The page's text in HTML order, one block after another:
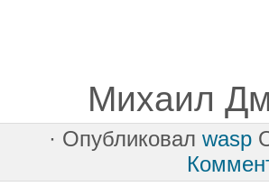
Михаил
· Опубликовал wasp